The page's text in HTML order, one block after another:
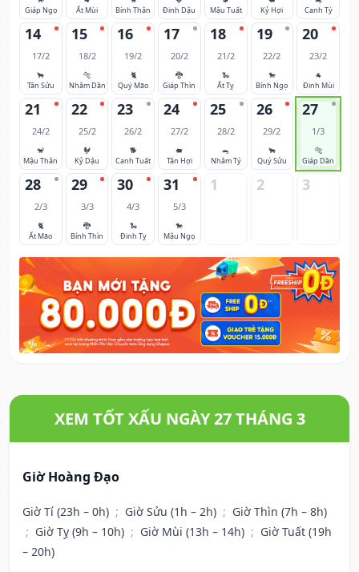
Giáp Ngọ
Ất Mùi
Bính Thân
Đinh Dậu
Mậu Tuất
Kỷ Hợi
Canh Tý
14
17/2
🐂
Tân Sửu
15
18/2
🐅
Nhâm Dần
16
19/2
🐈
Quý Mão
17
20/2
🐉
Giáp Thìn
18
21/2
🐍
Ất Tỵ
19
22/2
🐎
Bính Ngọ
20
23/2
🐐
Đinh Mùi
21
24/2
🐒
Mậu Thân
22
25/2
🐓
Kỷ Dậu
23
26/2
🐕
Canh Tuất
24
27/2
🐖
Tân Hợi
25
28/2
🐀
Nhâm Tý
26
29/2
🐂
Quý Sửu
27
1/3
🐅
Giáp Dần
28
2/3
🐈
Ất Mão
29
3/3
🐉
Bính Thìn
30
4/3
🐍
Đinh Tỵ
31
5/3
🐎
Mậu Ngọ
1 2 3
XEM TỐT XẤU NGÀY 27 THÁNG 3
Giờ Hoàng Đạo
Giờ Tí (23h – 0h) ; Giờ Sửu (1h – 2h) ; Giờ Thìn (7h – 8h)
; Giờ Tỵ (9h – 10h) ; Giờ Mùi (13h – 14h) ; Giờ Tuất (19h
– 20h)